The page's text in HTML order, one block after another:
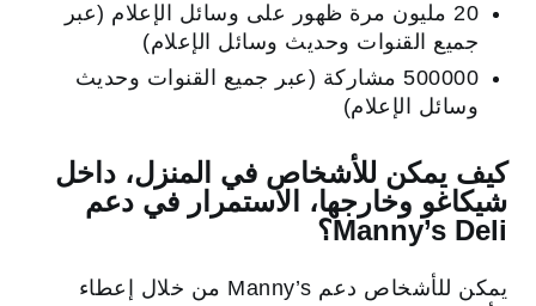
20 مليون مرة ظهور على وسائل الإعلام (عبر
جميع القنوات وحديث وسائل الإعلام)
500000 مشاركة (عبر جميع القنوات وحديث
وسائل الإعلام)
كيف يمكن للأشخاص في المنزل، داخل
شيكاغو وخارجها، الاستمرار في دعم
Manny’s Deli؟
يمكن للأشخاص دعم Manny’s من خلال إعطاء